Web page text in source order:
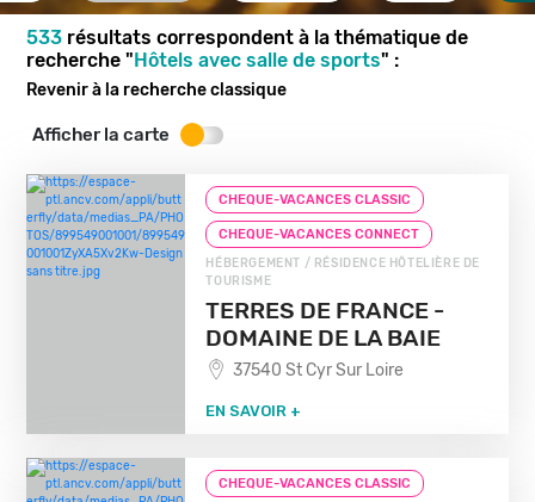
533 résultats correspondent à la thématique de
recherche "Hôtels avec salle de sports" :
Revenir à la recherche classique
Afficher la carte
CHEQUE-VACANCES CLASSIC
CHEQUE-VACANCES CONNECT
HÉBERGEMENT / RÉSIDENCE HÔTELIÈRE DE
TOURISME
TERRES DE FRANCE -
DOMAINE DE LA BAIE
37540 St Cyr Sur Loire
EN SAVOIR +
CHEQUE-VACANCES CLASSIC